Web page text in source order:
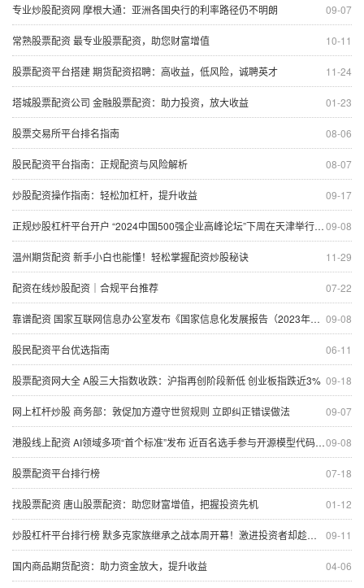
09-07
专业炒股配资网 摩根大通：亚洲各国央行的利率路径仍不明朗
10-11
常熟股票配资 最专业股票配资，助您财富增值
11-24
股票配资平台搭建 期货配资招聘：高收益，低风险，诚聘英才
01-23
塔城股票配资公司 金融股票配资：助力投资，放大收益
08-06
股票交易所平台排名指南
08-07
股民配资平台指南：正规配资与风险解析
09-17
炒股配资操作指南：轻松加杠杆，提升收益
09-08
正规炒股杠杆平台开户 “2024中国500强企业高峰论坛”下周在天津举行 52个项目将集中签约
11-29
温州期货配资 新手小白也能懂！轻松掌握配资炒股秘诀
07-22
配资在线炒股配资｜合规平台推荐
09-08
靠谱配资 国家互联网信息办公室发布《国家信息化发展报告（2023年）》
06-11
股民配资平台优选指南
09-18
股票配资网大全 A股三大指数收跌：沪指再创阶段新低 创业板指跌近3%
09-07
网上杠杆炒股 商务部：敦促加方遵守世贸规则 立即纠正错误做法
09-08
港股线上配资 AI领域多项“首个标准”发布 近百名选手参与开源模型代码接力对抗“深度伪造”
07-18
股票配资平台排行榜
01-12
找股票配资 唐山股票配资：助您财富增值，把握投资先机
09-11
炒股杠杆平台排行榜 默多克家族继承之战本周开幕！激进投资者却趁机上演夺权大戏
04-06
国内商品期货配资：助力资金放大，提升收益